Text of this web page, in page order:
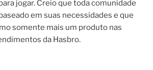
jogar. Creio que toda comunidade
em suas necessidades e que
somente mais um produto nas
da Hasbro.